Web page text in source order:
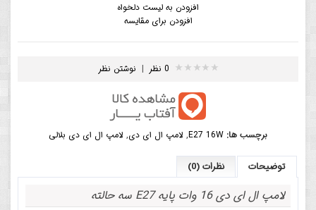
افزودن به لیست دلخواه
افزودن برای مقایسه
0 نظر | نوشتن نظر
برچسب ها: E27 16W
, لامپ ال ای دی, لامپ ال ای دی بلالی
توضیحات نظرات (0)
لامپ ال ای دی 16 وات پایه E27 سه حالته